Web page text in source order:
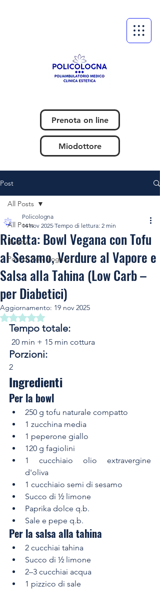
Prenota on line
Miodottore
Post
All Posts
Ricette
Post di Policologna
All Posts
Ricetta: Bowl Vegana con Tofu
al Sesamo, Verdure al Vapore e
Salsa alla Tahina (Low Carb –
per Diabetici)
Policologna
14 nov 2025 Tempo di lettura: 2 min
Aggiornamento: 19 nov 2025
Valutazione NaN stelle su 5.
Tempo totale:
20 min + 15 min cottura
Porzioni:
2
Ingredienti
Per la bowl
250 g tofu naturale compatto
1 zucchina media
1 peperone giallo
120 g fagiolini
1 cucchiaio olio extravergine
d'oliva
1 cucchiaio semi di sesamo
Succo di ½ limone
Paprika dolce q.b.
Sale e pepe q.b.
Per la salsa alla tahina
2 cucchiai tahina
Succo di ½ limone
2–3 cucchiai acqua
1 pizzico di sale